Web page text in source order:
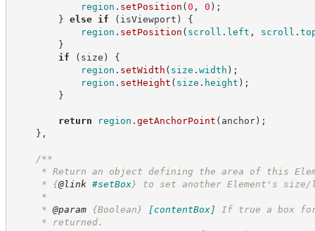
region . setPosition (0 , 0 ) ;
} else if ( isViewport )
{
region . setPosition ( scroll . left , scroll .
}
if
( size )
{
region . setWidth ( size . width ) ;
region . setHeight ( size . height ) ;
}
return region . getAnchorPoint ( anchor) ;
} ,
/**
* Return an object defining the area of this
* {@link #setBox} to set another Element's
*
* @param {Boolean} [contentBox]
If true a box
* returned.